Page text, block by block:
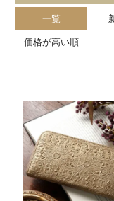
一覧
価格が高い順